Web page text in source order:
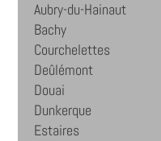
Aubry-du-Hainaut
Bachy
Courchelettes
Deûlémont
Douai
Dunkerque
Estaires